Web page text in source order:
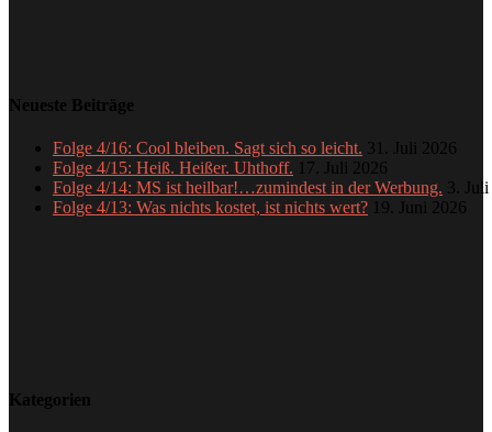
Neueste Beiträge
Folge 4/16: Cool bleiben. Sagt sich so leicht. 31. Juli 2026
Folge 4/15: Heiß. Heißer. Uhthoff. 17. Juli 2026
Folge 4/14: MS ist heilbar!…zumindest in der Werbung. 3.
Folge 4/13: Was nichts kostet, ist nichts wert? 19. Juni 2026
Kategorien